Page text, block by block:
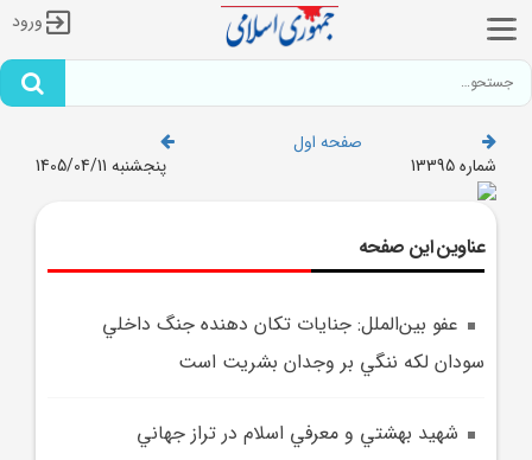
ورود
صفحه اول
شماره 13395
پنجشنبه 1405/04/11
عناوین این صفحه
عفو بين‌الملل: جنايات تکان دهنده جنگ داخلي
سودان لکه ننگي بر وجدان بشريت است
شهيد بهشتي و معرفي اسلام در تراز جهاني